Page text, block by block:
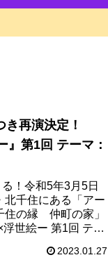
き再演決定！
』第1回 テーマ：
！令和5年3月5日
北千住にある「アー
住の縁 仲町の家」
世絵ー 第1回 テー
2023.01.27